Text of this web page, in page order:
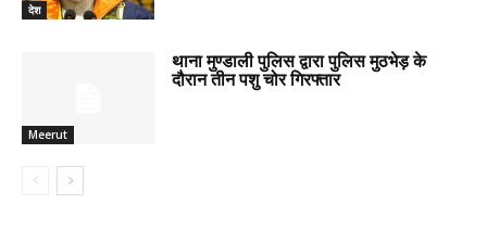
देश
Meerut
थाना मुण्डाली पुलिस द्वारा पुलिस मुठभेड़ के
दौरान तीन पशु चोर गिरफ्तार